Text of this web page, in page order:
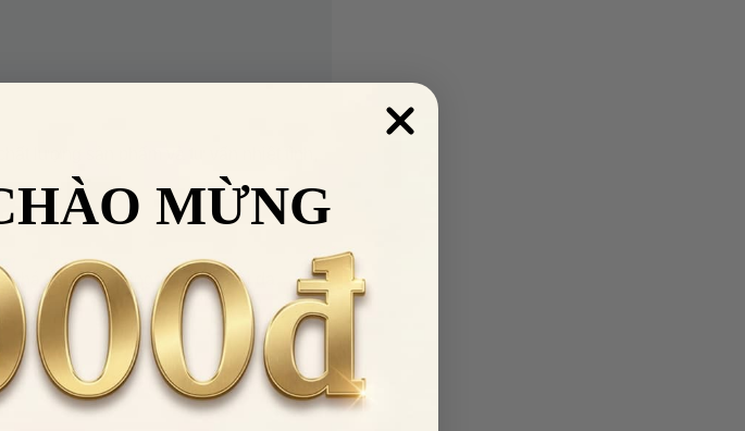
lượng sản phẩm và tư vấn nhiệt tình,
yên tâm, dùng xong k căng da.
lần rồi nên yên tâm về chất lượng.
MỪNG